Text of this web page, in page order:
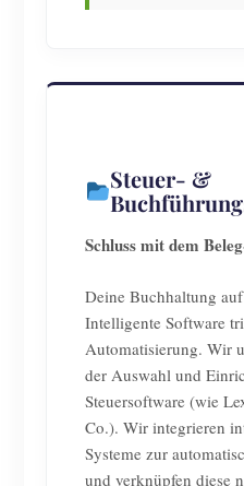
Steuer- &
Schluss mit dem
Deine Buchhaltung
Intelligente Software
Automatisierung. Wir
der Auswahl und
Steuersoftware (wie
Co.). Wir integrieren
Systeme zur
und verknüpfen diese